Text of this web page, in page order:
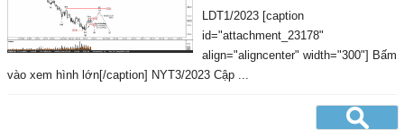
LDT1/2023 [caption
id="attachment_23178"
align="aligncenter" width="300"] Bấm
vào xem hình lớn[/caption] NYT3/2023 Cập ...